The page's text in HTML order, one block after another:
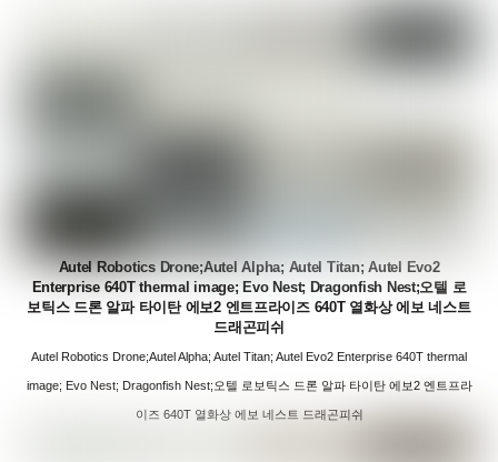
Autel Robotics Drone;Autel Alpha; Autel Titan; Autel Evo2
Enterprise 640T thermal image; Evo Nest; Dragonfish Nest;오텔 로
보틱스 드론 알파 타이탄 에보2 엔트프라이즈 640T 열화상 에보 네스트
드래곤피쉬
Autel Robotics Drone;Autel Alpha; Autel Titan; Autel Evo2 Enterprise 640T thermal
image; Evo Nest; Dragonfish Nest;오텔 로보틱스 드론 알파 타이탄 에보2 엔트프라
이즈 640T 열화상 에보 네스트 드래곤피쉬